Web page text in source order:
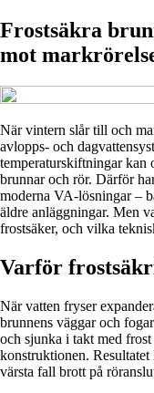
Frostsäkra
mot
När vintern slår till och
avlopps- och
temperaturskiftningar kan
brunnar och rör. Därför
moderna VA-lösningar –
äldre anläggningar. Men
frostsäker, och vilka
Varför
När vatten fryser
brunnens väggar och
och sjunka i takt med
konstruktionen.
värsta fall brott på